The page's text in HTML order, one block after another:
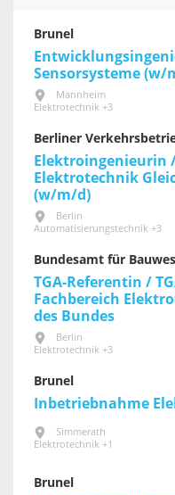
Brunel
Sensorsysteme (w/
Mannheim
Elektrotechnik +3
Berliner
Elektroingenieurin
Elektrotechnik
(w/m/d)
Berlin
Automatisierungstechnik +3
Bundesamt für
TGA-Referentin /
Fachbereich
des Bundes
Berlin
Elektrotechnik +3
Brunel
Inbetriebnahme
Simmerath
Elektrotechnik +1
Brunel